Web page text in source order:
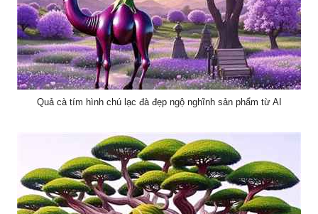
Quả cà tím hình chú lạc đà đẹp ngộ nghĩnh sản phẩm từ AI